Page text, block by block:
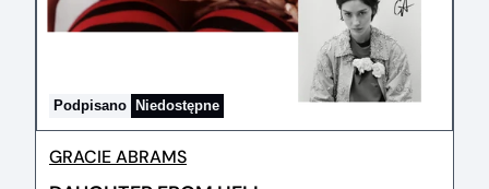
Podpisano Niedostępne
GRACIE ABRAMS